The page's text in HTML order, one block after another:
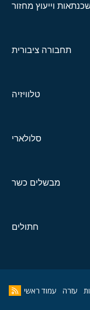
וייעוץ מחזור
תחבורה ציבורית
טלוויזיה
סלולארי
מבשלים כשר
חתולים
עזרה עמוד ראשי